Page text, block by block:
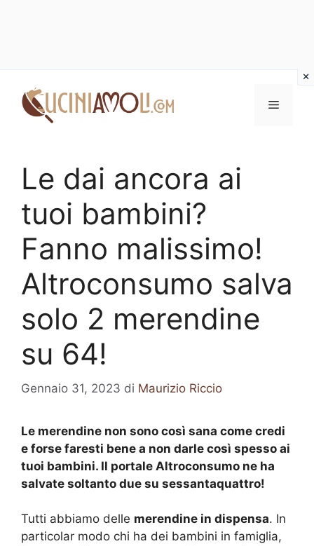
contenuto
Menu
Le dai ancora ai
tuoi bambini?
Fanno malissimo!
Altroconsumo salva
solo 2 merendine
su 64!
Gennaio 31, 2023 di Maurizio Riccio
Le merendine non sono così sana come credi
e forse faresti bene a non darle così spesso ai
tuoi bambini. Il portale Altroconsumo ne ha
salvate soltanto due su sessantaquattro!
Tutti abbiamo delle merendine in dispensa. In
particolar modo chi ha dei bambini in famiglia,